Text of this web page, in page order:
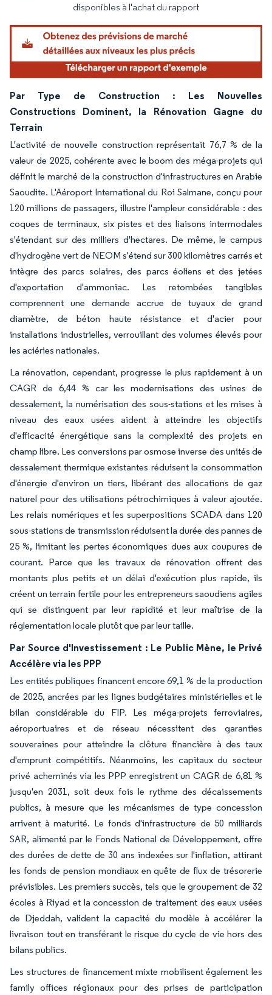
disponibles à l'achat du rapport
Par Type de Construction : Les Nouvelles
Constructions Dominent, la Rénovation Gagne du
Terrain
L'activité de nouvelle construction représentait 76,7 % de la
valeur de 2025, cohérente avec le boom des méga-projets qui
définit le marché de la construction d'infrastructures en Arabie
Saoudite. L'Aéroport International du Roi Salmane, conçu pour
120 millions de passagers, illustre l'ampleur considérable : des
coques de terminaux, six pistes et des liaisons intermodales
s'étendant sur des milliers d'hectares. De même, le campus
d'hydrogène vert de NEOM s'étend sur 300 kilomètres carrés et
intègre des parcs solaires, des parcs éoliens et des jetées
d'exportation d'ammoniac. Les retombées tangibles
comprennent une demande accrue de tuyaux de grand
diamètre, de béton haute résistance et d'acier pour
installations industrielles, verrouillant des volumes élevés pour
les aciéries nationales.
La rénovation, cependant, progresse le plus rapidement à un
CAGR de 6,44 % car les modernisations des usines de
dessalement, la numérisation des sous-stations et les mises à
niveau des eaux usées aident à atteindre les objectifs
d'efficacité énergétique sans la complexité des projets en
champ libre. Les conversions par osmose inverse des unités de
dessalement thermique existantes réduisent la consommation
d'énergie d'environ un tiers, libérant des allocations de gaz
naturel pour des utilisations pétrochimiques à valeur ajoutée.
Les relais numériques et les superpositions SCADA dans 120
sous-stations de transmission réduisent la durée des pannes de
25 %, limitant les pertes économiques dues aux coupures de
courant. Parce que les travaux de rénovation offrent des
montants plus petits et un délai d'exécution plus rapide, ils
créent un terrain fertile pour les entrepreneurs saoudiens agiles
qui se distinguent par leur rapidité et leur maîtrise de la
réglementation locale plutôt que par leur taille.
Par Source d'Investissement : Le Public Mène, le Privé
Accélère via les PPP
Les entités publiques financent encore 69,1 % de la production
de 2025, ancrées par les lignes budgétaires ministérielles et le
bilan considérable du FIP. Les méga-projets ferroviaires,
aéroportuaires et de réseau nécessitent des garanties
souveraines pour atteindre la clôture financière à des taux
d'emprunt compétitifs. Néanmoins, les capitaux du secteur
privé acheminés via les PPP enregistrent un CAGR de 6,81 %
jusqu'en 2031, soit deux fois le rythme des décaissements
publics, à mesure que les mécanismes de type concession
arrivent à maturité. Le fonds d'infrastructure de 50 milliards
SAR, alimenté par le Fonds National de Développement, offre
des durées de dette de 30 ans indexées sur l'inflation, attirant
les fonds de pension mondiaux en quête de flux de trésorerie
prévisibles. Les premiers succès, tels que le groupement de 32
écoles à Riyad et la concession de traitement des eaux usées
de Djeddah, valident la capacité du modèle à accélérer la
livraison tout en transférant le risque du cycle de vie hors des
bilans publics.
Les structures de financement mixte mobilisent également les
family offices régionaux pour des prises de participation